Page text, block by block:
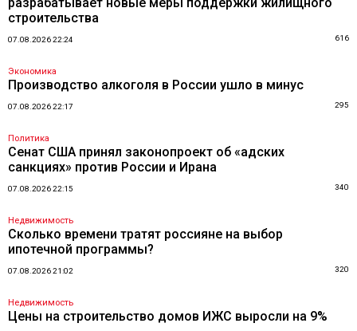
строительства
07.08.2026 22:24 616
Экономика
Производство алкоголя в России ушло в минус
07.08.2026 22:17 295
Политика
Сенат США принял законопроект об «адских
санкциях» против России и Ирана
07.08.2026 22:15 340
Недвижимость
Сколько времени тратят россияне на выбор
ипотечной программы?
07.08.2026 21:02 320
Недвижимость
Цены на строительство домов ИЖС выросли на 9%